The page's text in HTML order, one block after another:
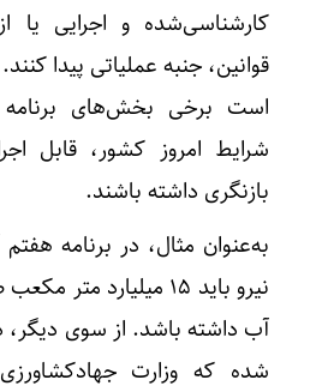
کارشناسی‌شده و اجرایی یا
قوانین، جنبه عملیاتی پیدا
است برخی بخش‌های برنامه
شرایط امروز کشور، قابل
بازنگری داشته باشند.
به‌عنوان مثال، در برنامه
نیرو باید ۱۵ میلیارد
آب داشته باشد. از سوی دیگر،
شده که وزارت